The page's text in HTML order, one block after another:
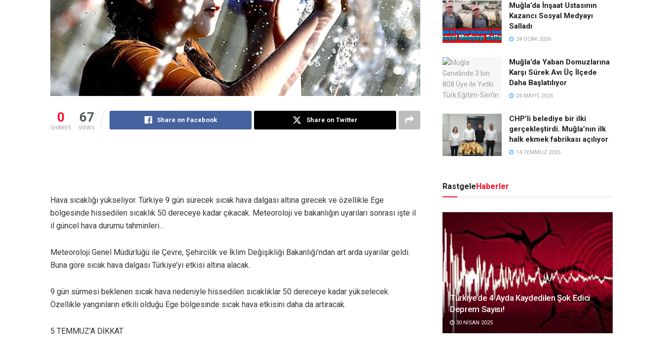
0
SHARES
67
VIEWS
Share on Facebook Share on Twitter
Hava sıcaklığı yükseliyor. Türkiye 9 gün sürecek sıcak hava dalgası altına girecek ve özellikle Ege
bölgesinde hissedilen sıcaklık 50 dereceye kadar çıkacak. Meteoroloji ve bakanlığın uyarıları sonrası işte il
il güncel hava durumu tahminleri…
Meteoroloji Genel Müdürlüğü ile Çevre, Şehircilik ve İklim Değişikliği Bakanlığı’ndan art arda uyarılar geldi.
Buna göre sıcak hava dalgası Türkiye’yi etkisi altına alacak.
9 gün sürmesi beklenen sıcak hava nedeniyle hissedilen sıcaklıklar 50 dereceye kadar yükselecek.
Özellikle yangınların etkili olduğu Ege bölgesinde sıcak hava etkisini daha da artıracak.
5 TEMMUZ’A DİKKAT
Muğla’da İnşaat Ustasının
Kazancı Sosyal Medyayı
Salladı
24 OCAK 2026
Muğla’da Yaban Domuzlarına
Karşı Sürek Avı Üç İlçede
Daha Başlatılıyor
24 MAYIS 2025
CHP’li belediye bir ilki
gerçekleştirdi. Muğla’nın ilk
halk ekmek fabrikası açılıyor
14 TEMMUZ 2025
RastgeleHaberler
Türkiye’de 4 Ayda Kaydedilen Şok Edici
Deprem Sayısı!
30 NISAN 2025